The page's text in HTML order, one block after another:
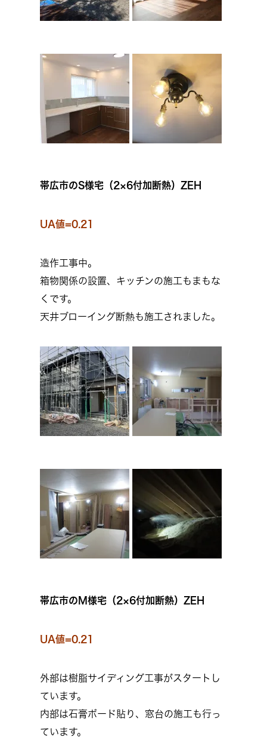
帯広市のS様宅（2×6付加断熱）ZEH
UA値=0.21
造作工事中。
箱物関係の設置、キッチンの施工もまもな
くです。
天井ブローイング断熱も施工されました。
帯広市のM様宅（2×6付加断熱）ZEH
UA値=0.21
外部は樹脂サイディング工事がスタートし
ています。
内部は石膏ボード貼り、窓台の施工も行っ
ています。